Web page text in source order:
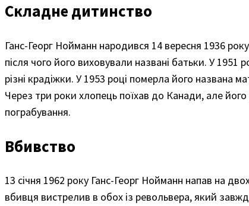
Складне дитинство
Ганс-Георг Нойманн народився 14 вересня 1936
після чого його виховували названі батьки. У 1951
різні крадіжки. У 1953 році померла його названа
Через три роки хлопець поїхав до Канади, але
пограбування.
Вбивство
13 січня 1962 року Ганс-Георг Нойманн напав на
вбивця вистрелив в обох із револьвера, який